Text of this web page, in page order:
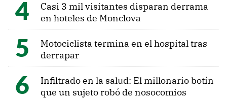
Casi 3 mil visitantes disparan derrama
en hoteles de Monclova
Motociclista termina en el hospital tras
derrapar
Infiltrado en la salud: El millonario botín
que un sujeto robó de nosocomios